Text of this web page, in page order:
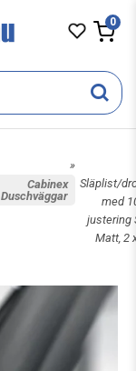
0
»
Cabinex
Duschväggar
Släplist/
med
justering
Matt, 2